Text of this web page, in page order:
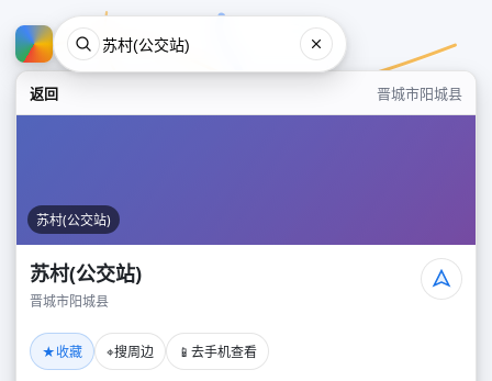
返回 晋城市阳城县
苏村(公交站)
苏村(公交站)
晋城市阳城县
★收藏 ⌖搜周边 📱 去手机查看